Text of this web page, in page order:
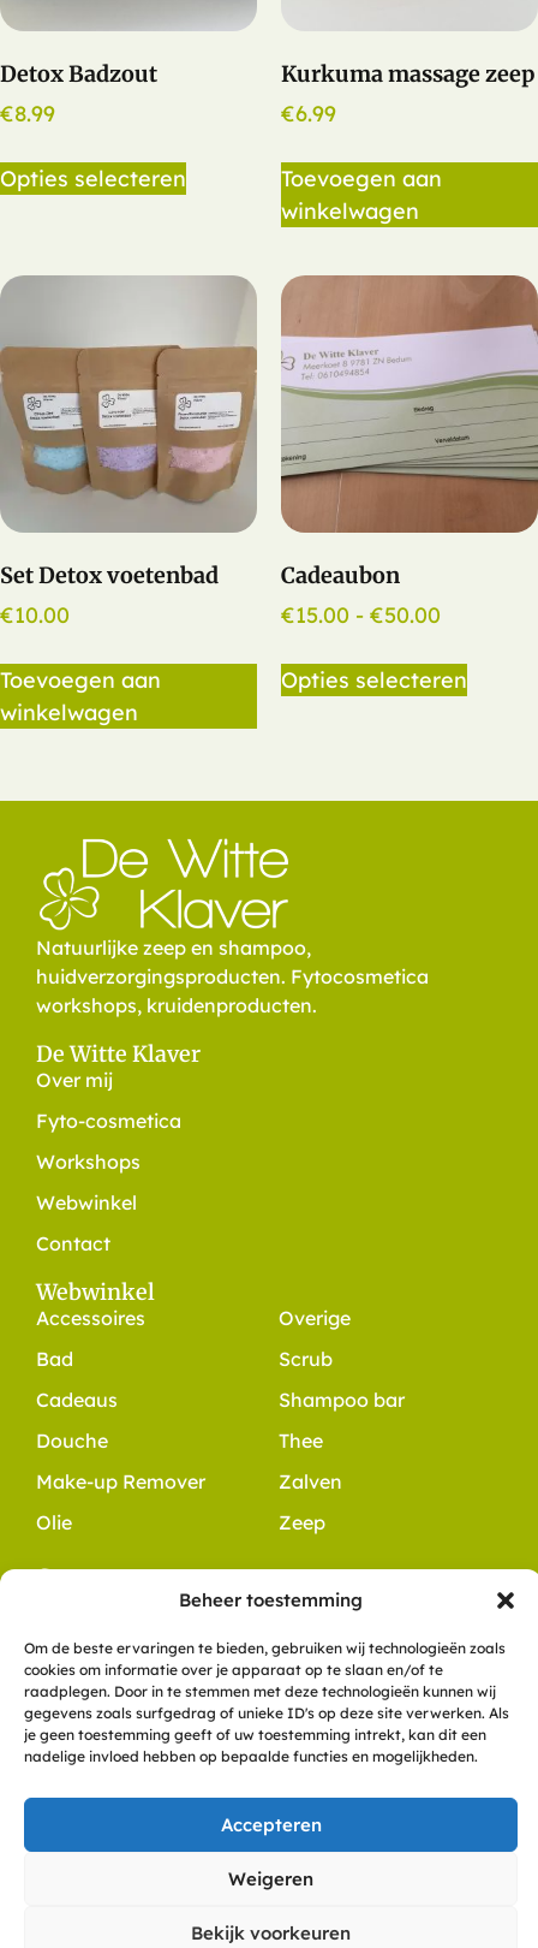
Beheer toestemming
Om de beste ervaringen te bieden, gebruiken wij technologieën zoals
cookies om informatie over je apparaat op te slaan en/of te
raadplegen. Door in te stemmen met deze technologieën kunnen wij
gegevens zoals surfgedrag of unieke ID's op deze site verwerken. Als
je geen toestemming geeft of uw toestemming intrekt, kan dit een
nadelige invloed hebben op bepaalde functies en mogelijkheden.
Accepteren
Weigeren
Bekijk voorkeuren
Detox Badzout
€8.99
Opties selecteren
Kurkuma massage zeep
€6.99
Toevoegen aan
winkelwagen
Set Detox voetenbad
€10.00
Toevoegen aan
winkelwagen
Cadeaubon
€15.00 - €50.00
Opties selecteren
Natuurlijke zeep en shampoo,
huidverzorgingsproducten. Fytocosmetica
workshops, kruidenproducten.
De Witte Klaver
Over mij
Fyto-cosmetica
Workshops
Webwinkel
Contact
Webwinkel
Accessoires
Bad
Cadeaus
Douche
Make-up Remover
Olie
Overige
Scrub
Shampoo bar
Thee
Zalven
Zeep
Contact
+31 6 10 49 48 54
info@dewitteklaver.nl
Meerkoet 8
9781 ZN, Bedum
KVK: 57836558
Copyright De Witte Klaver
Algemene voorwaarden
Veelgestelde vragen